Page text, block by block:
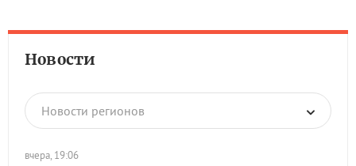
Новости
Новости регионов
вчера, 19:06